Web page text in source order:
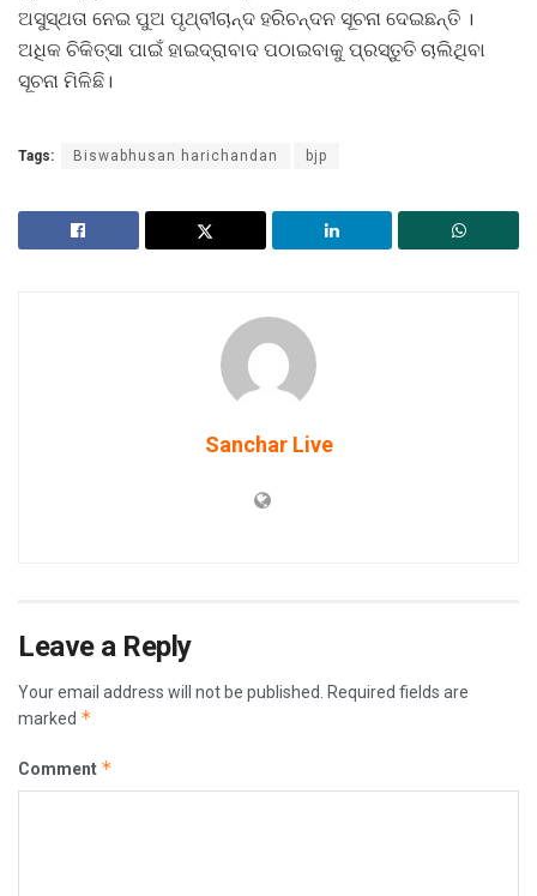
ଅସୁସ୍ଥତା ନେଇ ପୁଅ ପୃଥ୍ବୀଚାନ୍ଦ ହରିଚନ୍ଦନ ସୂଚନା ଦେଇଛନ୍ତି ।
ଅଧିକ ଚିକିତ୍ସା ପାଇଁ ହାଇଦ୍ରାବାଦ ପଠାଇବାକୁ ପ୍ରସ୍ତୁତି ଚାଲିଥିବା
ସୂଚନା ମିଳିଛି।
Tags: Biswabhusan harichandan bjp
Sanchar Live
Leave a Reply
Your email address will not be published.
Required fields are
marked *
Comment *